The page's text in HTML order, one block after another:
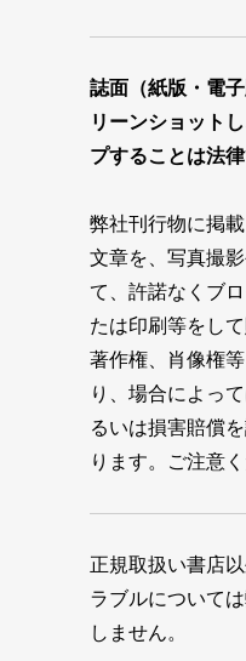
誌面（紙版・電
リーンショット
プすることは法
弊社刊行物に掲
文章を、写真撮
て、許諾なくブ
たは印刷等をし
著作権、肖像権
り、場合によっ
るいは損害賠償
ります。ご注意く
正規取扱い書店
ラブルについて
しません。